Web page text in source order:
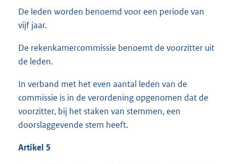
De leden worden benoemd voor een periode van
vijf jaar.
De rekenkamercommissie benoemt de voorzitter uit
de leden.
In verband met het even aantal leden van de
commissie is in de verordening opgenomen dat de
voorzitter, bij het staken van stemmen, een
doorslaggevende stem heeft.
Artikel 5